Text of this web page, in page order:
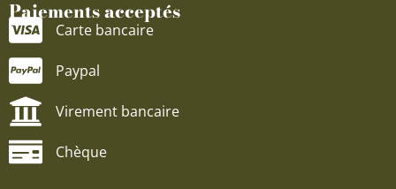
Paiements acceptés
Carte bancaire
Paypal
Virement bancaire
Chèque